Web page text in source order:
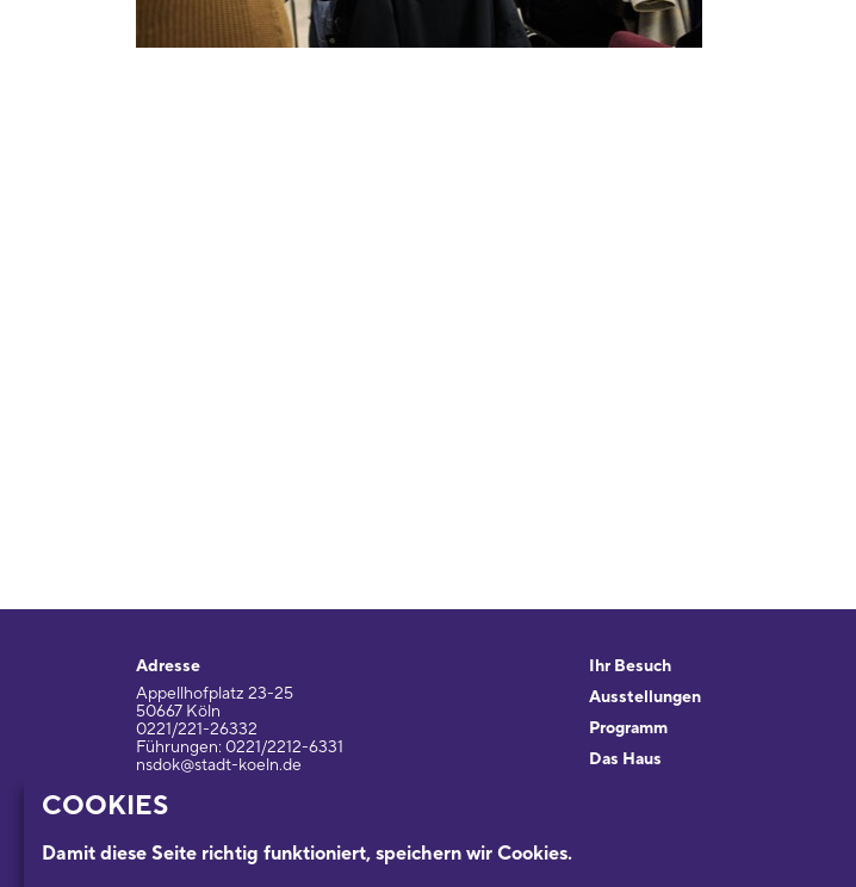
COOKIES
Damit diese Seite richtig funktioniert, speichern wir Cookies.
Adresse
Appellhofplatz 23-25
50667 Köln
0221/221-26332
Führungen: 0221/2212-6331
nsdok@stadt-koeln.de
Ihr Besuch
Ausstellungen
Programm
Das Haus